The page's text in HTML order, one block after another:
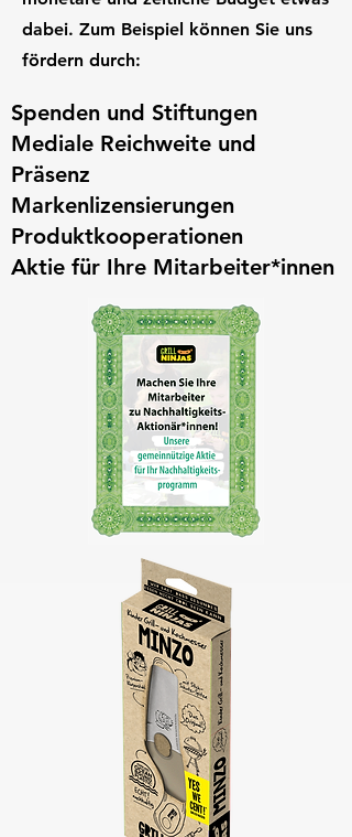
dabei. Zum Beispiel können Sie uns
fördern durch:
Spenden und Stiftungen
Mediale Reichweite und
Präsenz
Markenlizensierungen
Produktkooperationen
Aktie für Ihre Mitarbeiter*innen